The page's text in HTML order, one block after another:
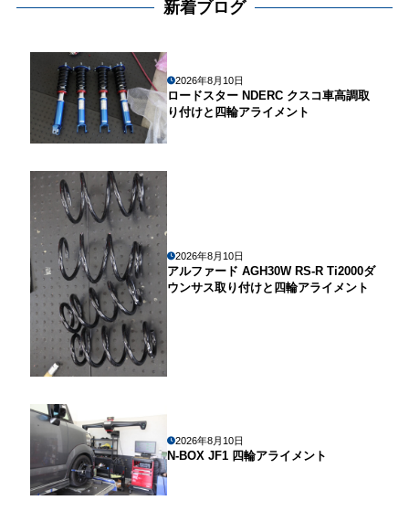
新着ブログ
2026年8月10日
ロードスター NDERC クスコ車高調取
り付けと四輪アライメント
2026年8月10日
アルファード AGH30W RS-R Ti2000ダ
ウンサス取り付けと四輪アライメント
2026年8月10日
N-BOX JF1 四輪アライメント